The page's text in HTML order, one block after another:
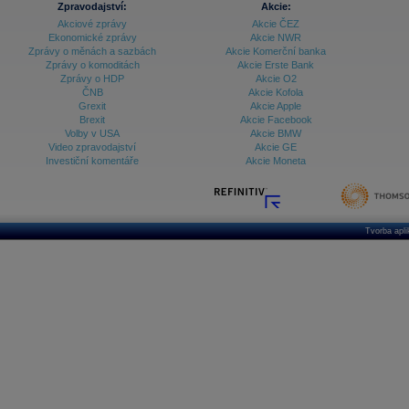
Databanka - Ekonomický růst
Databanka - Indexy
Databanka - Měnové kurzy
Databanka - Trh práce
Databanka - Úrokové sazby
Databanka - Veřejné rozpočty
Databanka akcie - Svět
Zpravodajství:
Akciové zprávy
Ekonomické zprávy
Zprávy o měnách a sazbách
Zprávy o komoditách
Zprávy o HDP
ČNB
Grexit
Brexit
Volby v USA
Video zpravodajství
Investiční komentáře
Akcie:
Akcie ČEZ
Akcie NWR
Akcie Komerční banka
Akcie Erste Bank
Akcie O2
Akcie Kofola
Akcie Apple
Akcie Facebook
Akcie BMW
Akcie GE
Akcie Moneta
Tvorba